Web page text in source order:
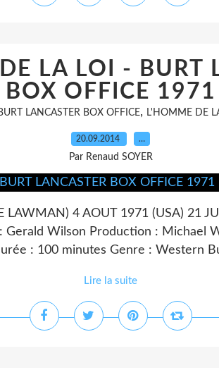
LA LOI - BURT
BOX OFFICE 1971
LANCASTER BOX OFFICE, L'HOMME DE
20.09.2014 …
Par Renaud SOYER
LAWMAN) 4 AOUT 1971 (USA) 21
Gerald Wilson Production : Michael
: 100 minutes Genre : Western
Lire la suite